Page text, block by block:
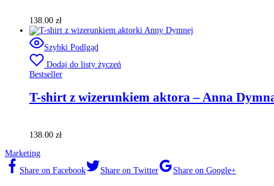
138.00 zł
Szybki Podlgąd
Dodaj do listy życzeń
Bestseller
T-shirt z wizerunkiem aktora – Anna
138.00 zł
Marketing
Share on Facebook
Share on Twitter Share on Google+